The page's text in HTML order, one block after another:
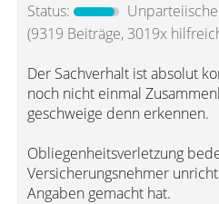
Status:
(9319 Beiträge, 3019x
Der Sachverhalt ist absolut
noch nicht einmal
geschweige denn erkennen.
Obliegenheitsverletzung
Versicherungsnehmer
Angaben gemacht hat.